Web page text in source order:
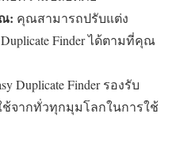
: คุณสามารถปรับแต่ง
Finder ได้ตามที่คุณ
Duplicate Finder รองรับ
จากทั่วทุกมุมโลกในการใช้